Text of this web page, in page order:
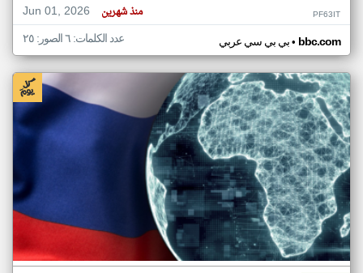
Jun 01, 2026
منذ شهرين PF63IT
بي بي سي عربي• bbc.com عدد الكلمات: ٦ الصور: ٢٥